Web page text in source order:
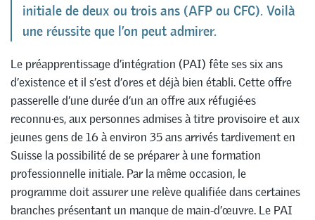
initiale de deux ou trois ans (AFP ou CFC). Voilà
une réussite que l’on peut admirer.
Le préapprentissage d’intégration (PAI) fête ses six ans
d’existence et il s’est d’ores et déjà bien établi. Cette offre
passerelle d’une durée d’un an offre aux réfugié·es
reconnu·es, aux personnes admises à titre provisoire et aux
jeunes gens de 16 à environ 35 ans arrivés tardivement en
Suisse la possibilité de se préparer à une formation
professionnelle initiale. Par la même occasion, le
programme doit assurer une relève qualifiée dans certaines
branches présentant un manque de main-d’œuvre. Le PAI